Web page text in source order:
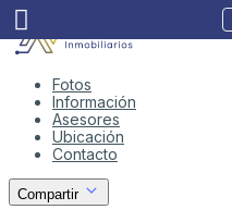
Fotos
Información
Asesores
Ubicación
Contacto
Compartir